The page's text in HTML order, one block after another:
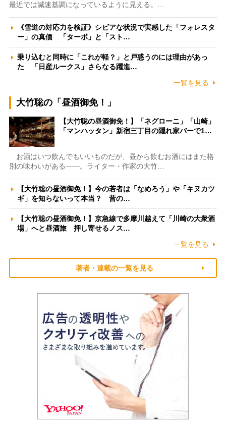
最近では減速基調になっているように見える。…
《雪道の対応力を検証》シビアな状況で実感した「フォレスタ
ー」の真価 「ターボ」と「スト…
乗り込むと同時に「これが軽？」と戸惑うのには理由があっ
た 「日産ルークス」さらなる躍進…
一覧を見る
大竹聡の「昼酒御免！」
【大竹聡の昼酒御免！】「ネグローニ」「山崎」
「マンハッタン」新宿三丁目の隠れ家バーで1…
お酒はいつ飲んでもいいものだが、昼から飲むお酒にはまた格
別の味わいがある――。ライター・作家の大竹…
【大竹聡の昼酒御免！】今の若者は「なめろう」や「キヌカツ
ギ」を知らないって本当？ 昔の…
【大竹聡の昼酒御免！】京急線で多摩川越えて「川崎の大衆酒
場」へと昼酒旅 押し寄せるノス…
一覧を見る
著者・連載の一覧を見る